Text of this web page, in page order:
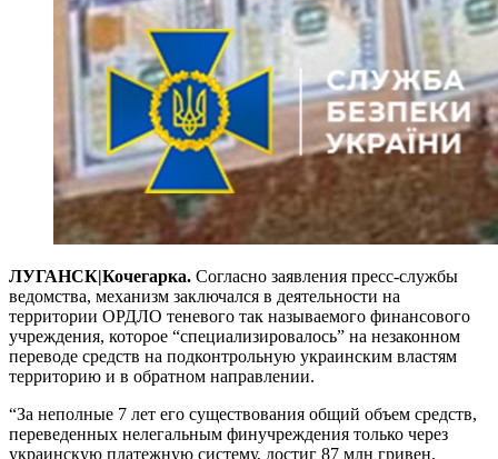
ЛУГАНСК|Кочегарка. Согласно заявления пресс-службы
ведомства, механизм заключался в деятельности на
территории ОРДЛО теневого так называемого финансового
учреждения, которое “специализировалось” на незаконном
переводе средств на подконтрольную украинским властям
территорию и в обратном направлении.
“За неполные 7 лет его существования общий объем средств,
переведенных нелегальным финучреждения только через
украинскую платежную систему, достиг 87 млн ​​гривен.